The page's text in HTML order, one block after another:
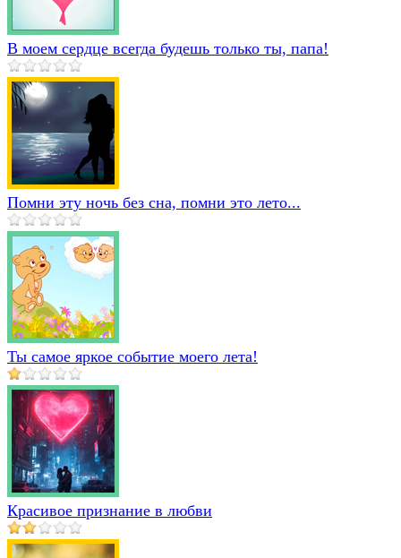
В моем сердце всегда будешь только ты, папа!
Помни эту ночь без сна, помни это лето...
Ты самое яркое событие моего лета!
Красивое признание в любви